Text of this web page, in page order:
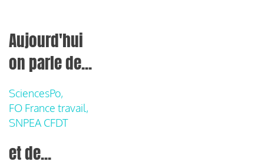
Aujourd'hui
on parle de...
SciencesPo,
FO France travail,
SNPEA CFDT
et de...